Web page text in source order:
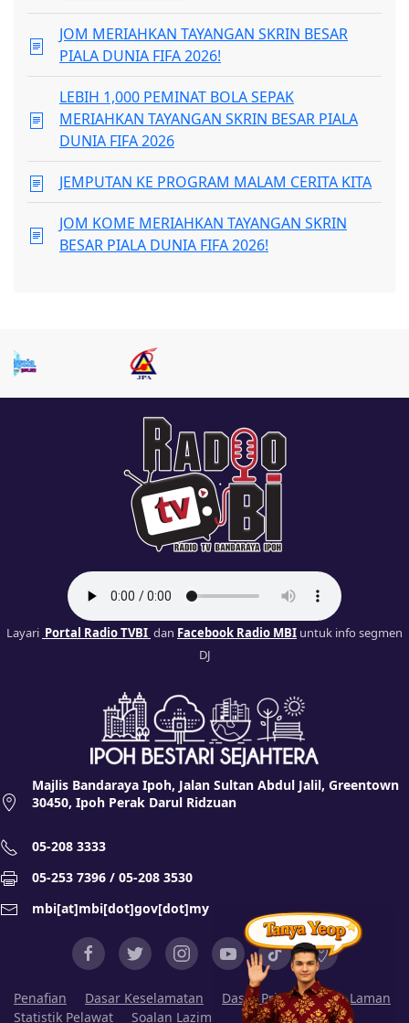
JOM MERIAHKAN TAYANGAN SKRIN BESAR
PIALA DUNIA FIFA 2026!
LEBIH 1,000 PEMINAT BOLA SEPAK
MERIAHKAN TAYANGAN SKRIN BESAR PIALA
DUNIA FIFA 2026
JEMPUTAN KE PROGRAM MALAM CERITA KITA
JOM KOME MERIAHKAN TAYANGAN SKRIN
BESAR PIALA DUNIA FIFA 2026!
Layari Portal Radio TVBI dan Facebook Radio MBI untuk info segmen
DJ
Majlis Bandaraya Ipoh, Jalan Sultan Abdul Jalil, Greentown
30450, Ipoh Perak Darul Ridzuan
05-208 3333
05-253 7396 / 05-208 3530
mbi[at]mbi[dot]gov[dot]my
Penafian Dasar Keselamatan Dasar Privasi
Peta Laman
Statistik Pelawat
Soalan Lazim